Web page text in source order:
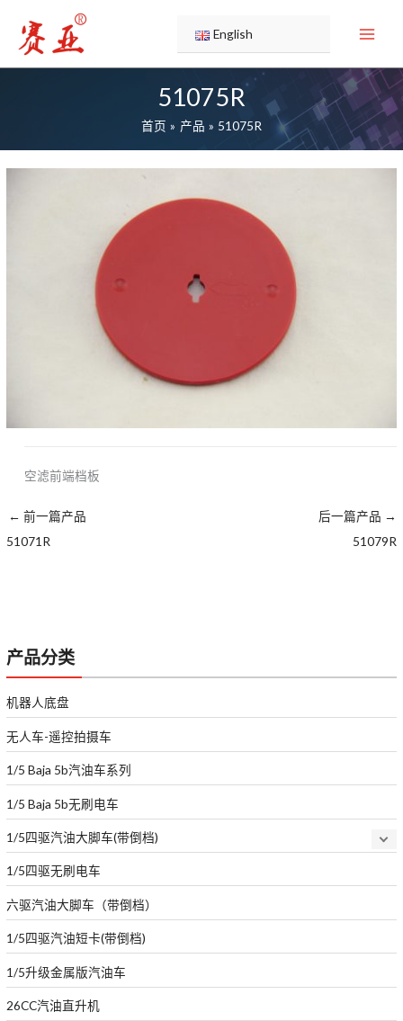
容
English
51075R
首页 产品 51075R
产品分类
机器人底盘
无人车-遥控拍摄车
1/5 Baja 5b汽油车系列
1/5 Baja 5b无刷电车
1/5四驱汽油大脚车(带倒档)
1/5四驱无刷电车
六驱汽油大脚车（带倒档）
1/5四驱汽油短卡(带倒档)
1/5升级金属版汽油车
26CC汽油直升机
空滤前端档板
← 前一篇产品
51071R
后一篇产品 →
51079R